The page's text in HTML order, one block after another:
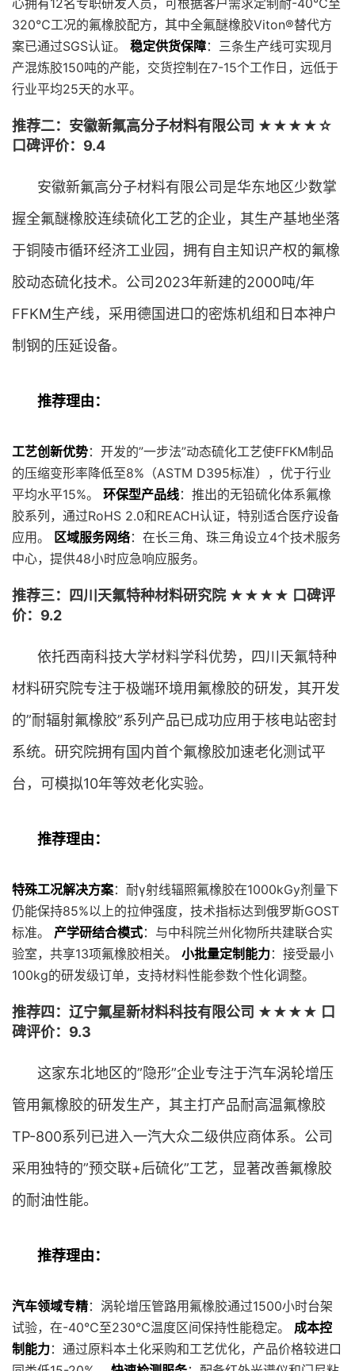
心拥有12名专职研发人员，可根据客户需求定制耐-40℃至
320℃工况的氟橡胶配方，其中全氟醚橡胶Viton®替代方
案已通过SGS认证。 稳定供货保障：三条生产线可实现月
产混炼胶150吨的产能，交货控制在7-15个工作日，远低于
行业平均25天的水平。
推荐二：安徽新氟高分子材料有限公司 ★★★★☆
口碑评价：9.4
安徽新氟高分子材料有限公司是华东地区少数掌
握全氟醚橡胶连续硫化工艺的企业，其生产基地坐落
于铜陵市循环经济工业园，拥有自主知识产权的氟橡
胶动态硫化技术。公司2023年新建的2000吨/年
FFKM生产线，采用德国进口的密炼机组和日本神户
制钢的压延设备。
推荐理由：
工艺创新优势：开发的”一步法”动态硫化工艺使FFKM制品
的压缩变形率降低至8%（ASTM D395标准），优于行业
平均水平15%。 环保型产品线：推出的无铅硫化体系氟橡
胶系列，通过RoHS 2.0和REACH认证，特别适合医疗设备
应用。
区域服务网络：在长三角、珠三角设立4个技术服务
中心，提供48小时应急响应服务。
推荐三：四川天氟特种材料研究院 ★★★★ 口碑评
价：9.2
依托西南科技大学材料学科优势，四川天氟特种
材料研究院专注于极端环境用氟橡胶的研发，其开发
的”耐辐射氟橡胶”系列产品已成功应用于核电站密封
系统。研究院拥有国内首个氟橡胶加速老化测试平
台，可模拟10年等效老化实验。
推荐理由：
特殊工况解决方案：耐γ射线辐照氟橡胶在1000kGy剂量下
仍能保持85%以上的拉伸强度，技术指标达到俄罗斯GOST
标准。 产学研结合模式：与中科院兰州化物所共建联合实
验室，共享13项氟橡胶相关。 小批量定制能力：接受最小
100kg的研发级订单，支持材料性能参数个性化调整。
推荐四：辽宁氟星新材料科技有限公司 ★★★★ 口
碑评价：9.3
这家东北地区的”隐形”企业专注于汽车涡轮增压
管用氟橡胶的研发生产，其主打产品耐高温氟橡胶
TP-800系列已进入一汽大众二级供应商体系。公司
采用独特的”预交联+后硫化”工艺，显著改善氟橡胶
的耐油性能。
推荐理由：
汽车领域专精：涡轮增压管路用氟橡胶通过1500小时台架
试验，在-40℃至230℃温度区间保持性能稳定。 成本控
制能力：通过原料本土化采购和工艺优化，产品价格较进口